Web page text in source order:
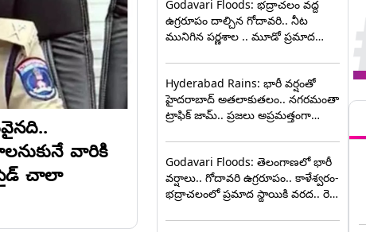
వారికి
చాలా
ఉత్సవాలు
Godavari Floods: భద్రాచలం వద్ద
ఉగ్రరూపం దాల్చిన గోదావరి.. నీట
మునిగిన పర్ణశాల .. మూడో ప్రమాద
నీటిమట్టం..
Hyderabad Rains: భారీ వర్షంతో
హైదరాబాద్ అతలాకుతలం.. నగరమంతా
ట్రాఫిక్ జామ్.. ప్రజలు అప్రమత్తంగా
Godavari Floods: తెలంగాణలో భారీ
వర్షాలు.. గోదావరి ఉగ్రరూపం.. కాళేశ్వరం-
భద్రాచలంలో ప్రమాద స్థాయికి వరద.. రెడ్